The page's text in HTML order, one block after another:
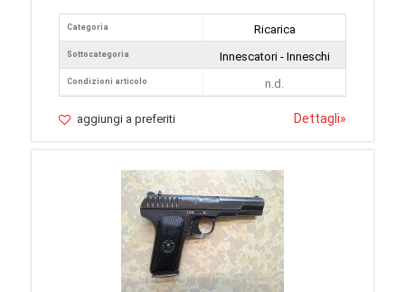
Categoria
Sottocategoria
Condizioni articolo
Ricarica
Innescatori - Inneschi
n.d.
aggiungi a preferiti Dettagli»